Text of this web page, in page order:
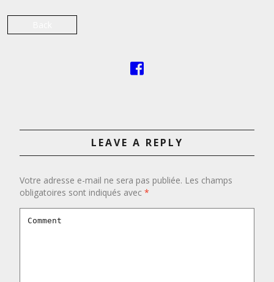
LEAVE A REPLY
Votre adresse e-mail ne sera pas publiée. Les champs
obligatoires sont indiqués avec *